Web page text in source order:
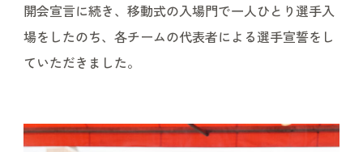
開会宣言に続き、移動式の入場門で一人ひとり選手入
場をしたのち、各チームの代表者による選手宣誓をし
ていただきました。